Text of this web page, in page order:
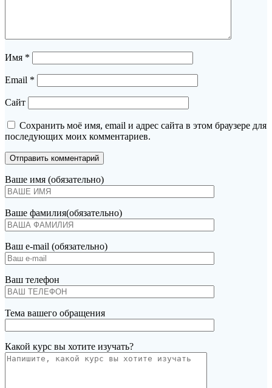
Имя *
Email *
Сайт
Сохранить моё имя, email и адрес сайта в этом браузере для
последующих моих комментариев.
Ваше имя (обязательно)
Ваше фамилия(обязательно)
Ваш e-mail (обязательно)
Ваш телефон
Тема вашего обращения
Какой курс вы хотите изучать?